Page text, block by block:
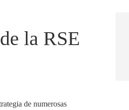
la RSE
de numerosas